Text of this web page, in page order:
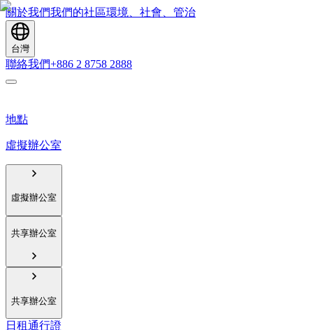
關於我們我們的社區環境、社會、管治
台灣
聯絡我們+886 2 8758 2888
地點
虛擬辦公室
虛擬辦公室
共享辦公室
共享辦公室
日租通行證